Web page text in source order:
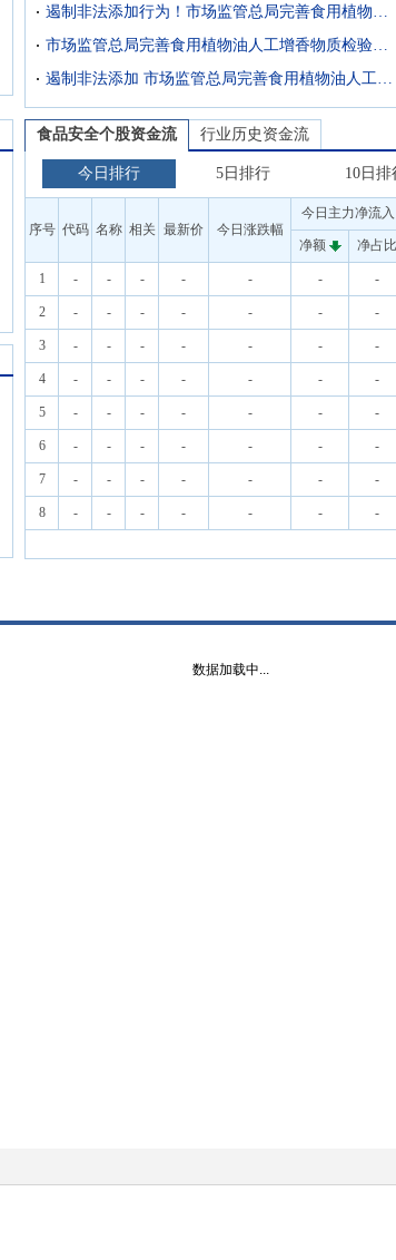
遏制非法添加行为！市场监管总局完善食用植物油人工增香物质检验技术
市场监管总局完善食用植物油人工增香物质检验技术 遏制非法添加行为
遏制非法添加 市场监管总局完善食用植物油人工增香物质检验技术
食品安全个股资金流 行业历史资金流
今日排行 5日排行 10日排
序号 代码 名称 相关 最新价 今日涨跌幅
今日主力净流入
净额 净占比
1 - - - - - - -
2 - - - - - - -
3 - - - - - - -
4 - - - - - - -
5 - - - - - - -
6 - - - - - - -
7 - - - - - - -
8 - - - - - - -